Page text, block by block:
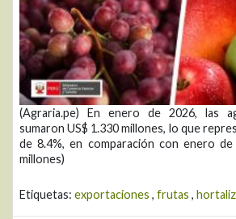
(Agraria.pe) En enero de 2026, las
sumaron US$ 1.330 millones, lo que
de 8.4%, en comparación con enero de
millones)
Etiquetas: exportaciones , frutas ,